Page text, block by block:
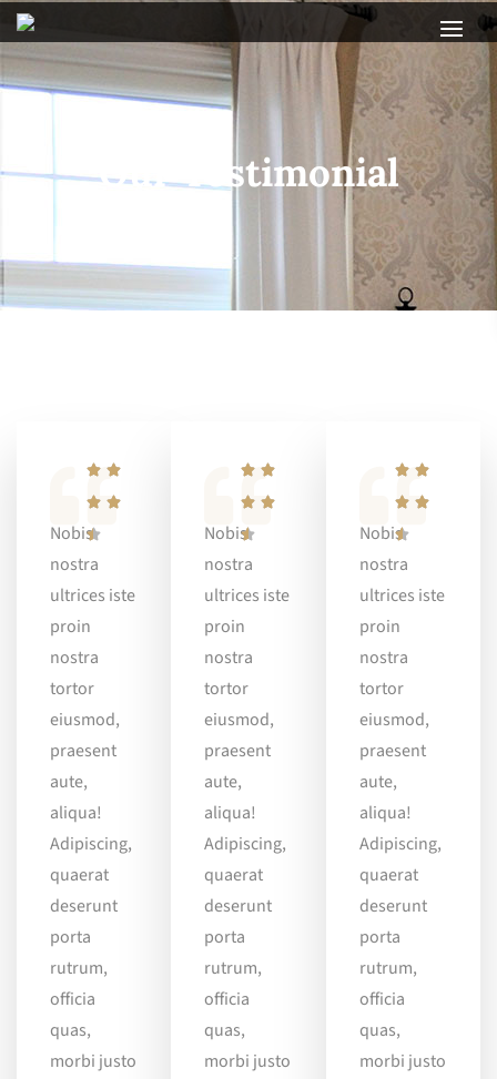
Our Testimonial
Nobis
nostra
ultrices iste
proin
nostra
tortor
eiusmod,
praesent
aute,
aliqua!
Adipiscing,
quaerat
deserunt
porta
rutrum,
officia
quas,
morbi justo
Nobis
nostra
ultrices iste
proin
nostra
tortor
eiusmod,
praesent
aute,
aliqua!
Adipiscing,
quaerat
deserunt
porta
rutrum,
officia
quas,
morbi justo
Nobis
nostra
ultrices iste
proin
nostra
tortor
eiusmod,
praesent
aute,
aliqua!
Adipiscing,
quaerat
deserunt
porta
rutrum,
officia
quas,
morbi justo